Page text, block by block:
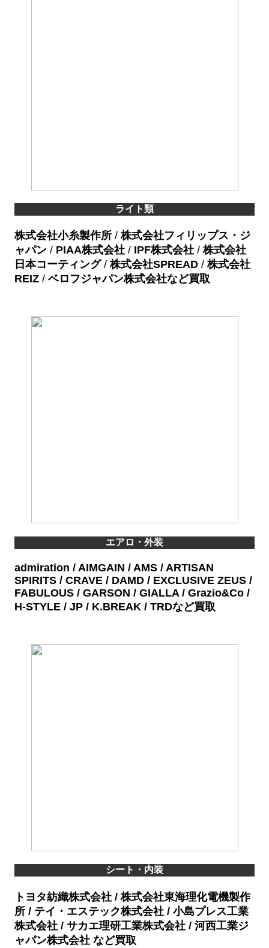
ライト類
株式会社小糸製作所 /株式会社フィリップス・ジ
ャパン / PIAA株式会社 / IPF株式会社 /株式会社
日本コーティング/株式会社SPREAD /株式会社
REIZ / ベロフジャパン株式会社など買取
エアロ・外装
admiration / AIMGAIN / AMS / ARTISAN
SPIRITS / CRAVE / DAMD / EXCLUSIVE ZEUS /
FABULOUS / GARSON / GIALLA / Grazio&Co /
H-STYLE / JP / K.BREAK / TRDなど買取
シート・内装
トヨタ紡織株式会社 / 株式会社東海理化電機製作
所 / テイ・エステック株式会社 / 小島プレス工業
株式会社 / サカエ理研工業株式会社 / 河西工業ジ
ャパン株式会社 など買取